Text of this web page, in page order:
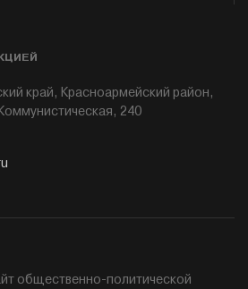
край, Красноармейский район,
240
общественно-политической